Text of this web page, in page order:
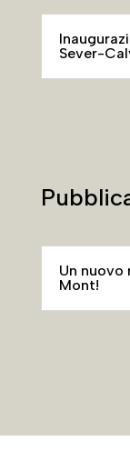
Sever-
Un nuovo
Mont!